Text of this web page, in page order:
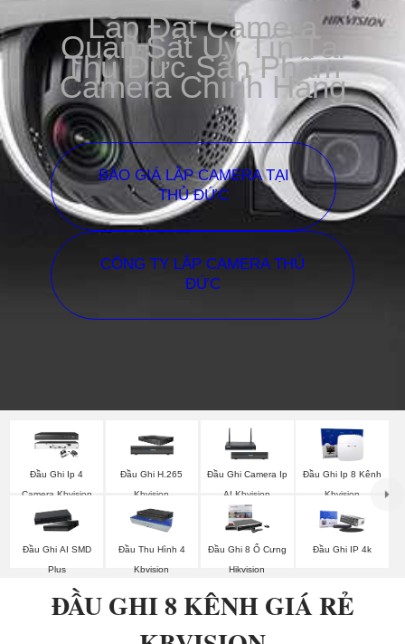
Lắp Đặt Camera
Quan Sát Uy Tín Tại
Thủ Đức Sản Phẩm
Camera Chính Hãng
BÁO GIÁ LẮP CAMERA TẠI
THỦ ĐỨC
CÔNG TY LẮP CAMERA THỦ
ĐỨC
Đầu Ghi Ip 4
Camera Kbvision
Đầu Ghi H.265
Kbvision
Đầu Ghi Camera Ip
AI Kbvision
Đầu Ghi Ip 8 Kênh
Kbvision
Đầu Ghi AI SMD
Plus
Đầu Thu Hình 4
Kbvision
Đầu Ghi 8 Ổ Cưng
Hikvision
Đầu Ghi IP 4k
ĐẦU GHI 8 KÊNH GIÁ RẺ